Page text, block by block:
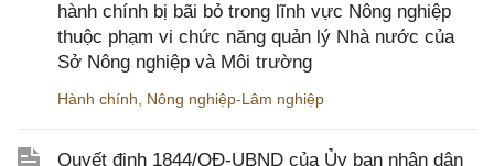
hành chính bị bãi bỏ trong lĩnh vực Nông nghiệp
thuộc phạm vi chức năng quản lý Nhà nước của
Sở Nông nghiệp và Môi trường
Hành chính Nông nghiệp-Lâm nghiệp
Quyết định 1844/QĐ-UBND của Ủy ban nhân dân